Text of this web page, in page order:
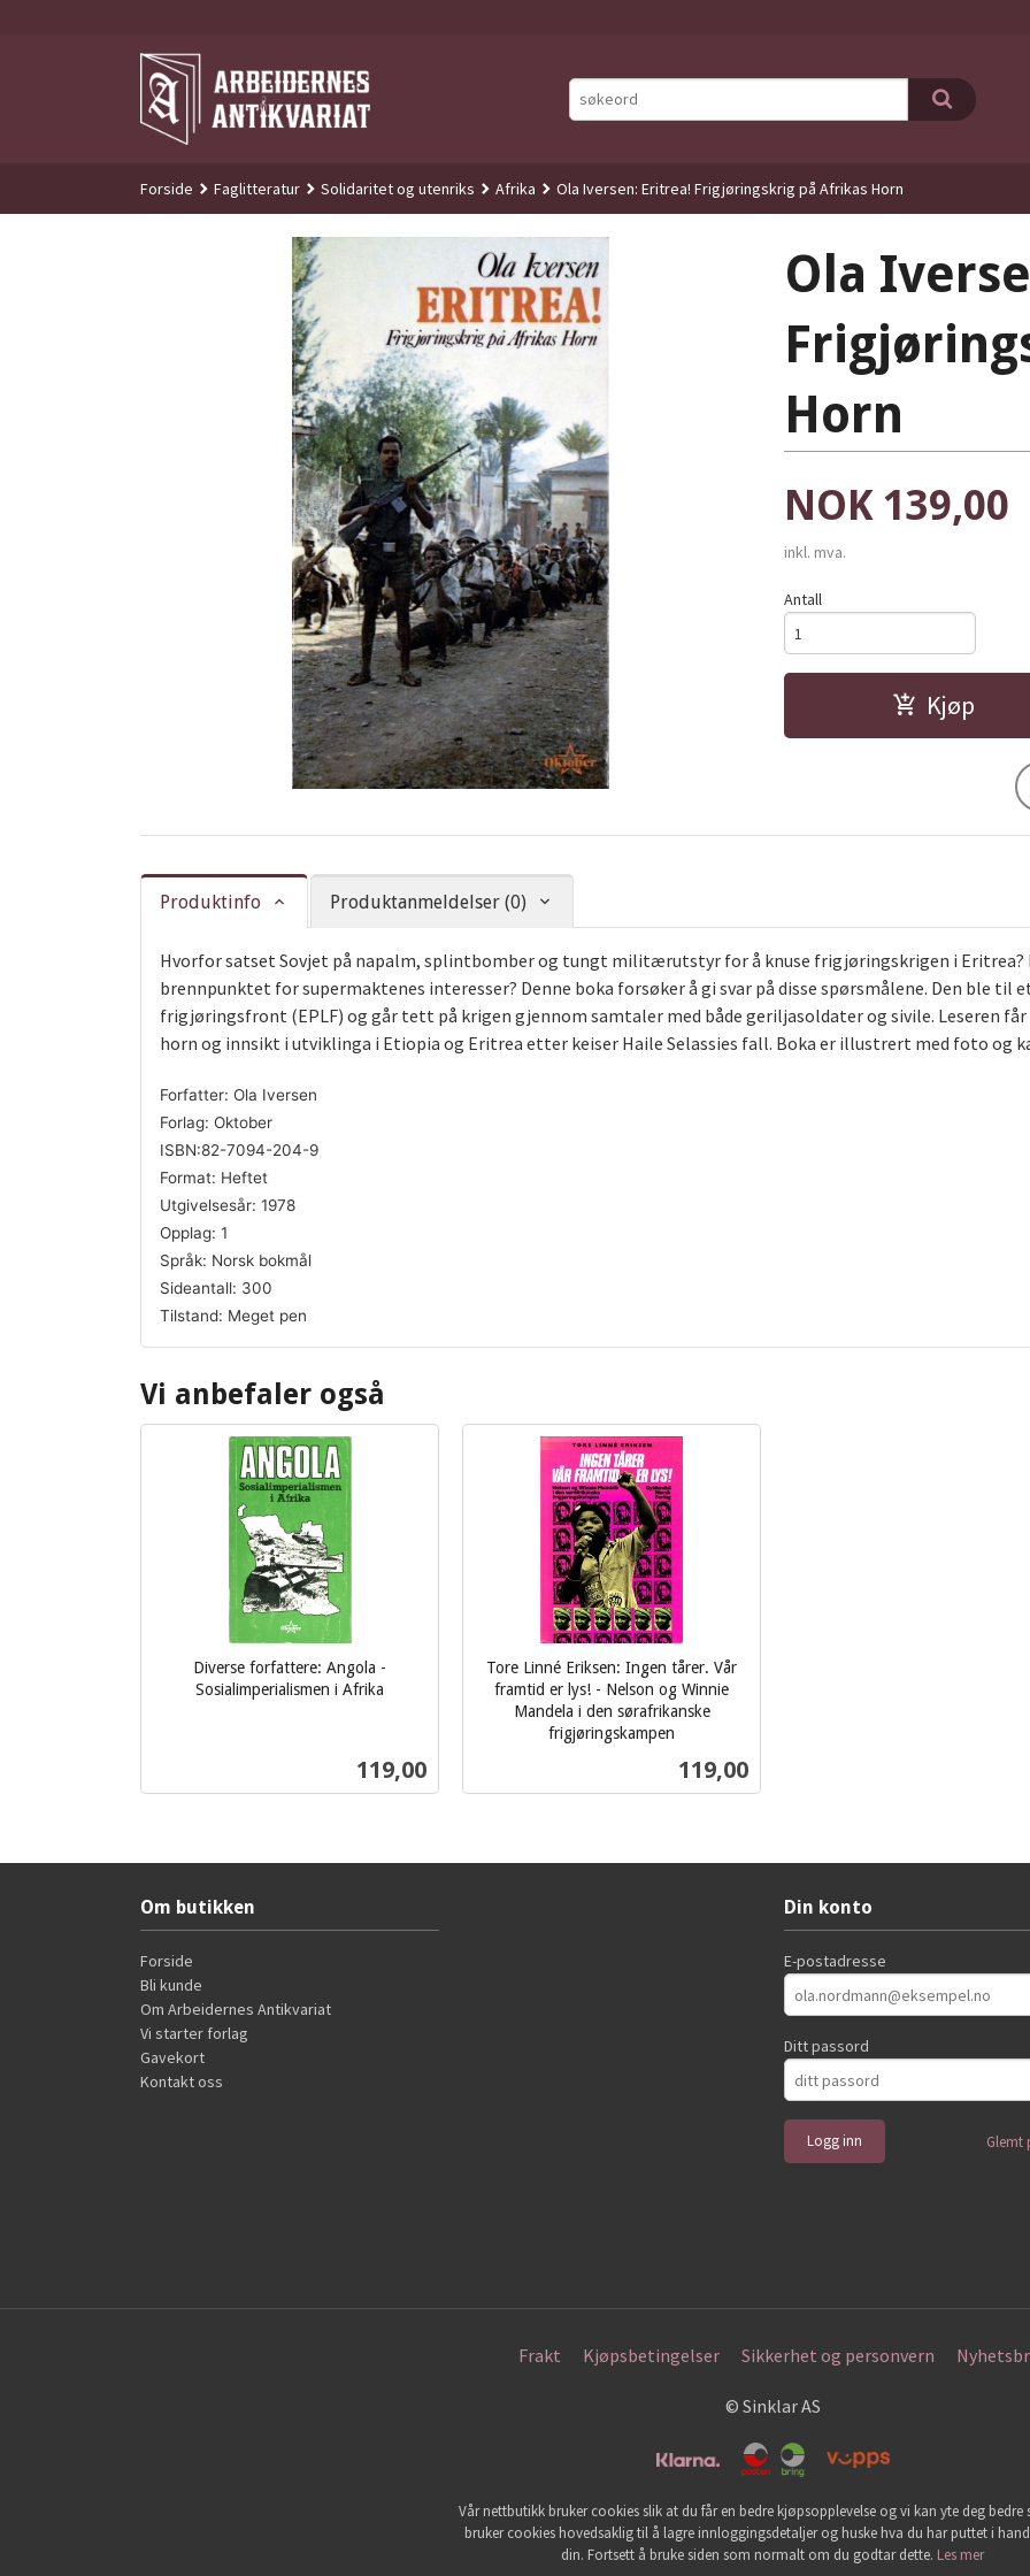
Forside Faglitteratur Solidaritet og utenriks Afrika Ola Iversen: Eritrea! Frigjøringskrig på Afrikas Horn
Ola
Horn
Pris
NOK 139,00
inkl. mva.
Antall
Kjøp
Produktinfo Produktanmeldelser (0)
Hvorfor satset Sovjet på napalm, splintbomber og tungt militærutstyr for å knuse frigjøringskrigen i
brennpunktet for supermaktenes interesser? Denne boka forsøker å gi svar på disse spørsmålene. Den ble
frigjøringsfront (EPLF) og går tett på krigen gjennom samtaler med både geriljasoldater og sivile. Leseren
horn og innsikt i utviklinga i Etiopia og Eritrea etter keiser Haile Selassies fall. Boka er illustrert med foto og
Forfatter: Ola Iversen
Forlag: Oktober
ISBN:82-7094-204-9
Format: Heftet
Utgivelsesår: 1978
Opplag: 1
Språk: Norsk bokmål
Sideantall: 300
Tilstand: Meget pen
Vi anbefaler også
Diverse forfattere: Angola -
Sosialimperialismen i Afrika
Pris
119,00
Tore Linné Eriksen: Ingen tårer. Vår
framtid er lys! - Nelson og Winnie
Mandela i den sørafrikanske
frigjøringskampen
Pris
119,00
Om butikken
Forside
Bli kunde
Om Arbeidernes Antikvariat
Vi starter forlag
Gavekort
Kontakt oss
Din konto
E-postadresse
Ditt passord
Glemt
Frakt Kjøpsbetingelser Sikkerhet og personvern
© Sinklar AS
Vår nettbutikk bruker cookies slik at du får en bedre kjøpsopplevelse og vi kan yte deg bedre
bruker cookies hovedsaklig til å lagre innloggingsdetaljer og huske hva du har puttet i
din. Fortsett å bruke siden som normalt om du godtar dette. Les mer